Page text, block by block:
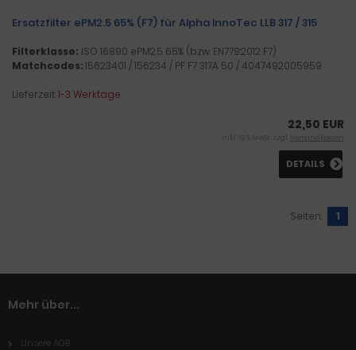
Ersatzfilter ePM2.5 65% (F7) für Alpha InnoTec LLB 317 / 315
Filterklasse: ISO 16890 ePM2.5 65% (bzw. EN779:2012 F7)
Matchcodes:15623401 / 156234 / PF F7 317A 50 / 4047492005959
Lieferzeit:1-3 Werktage
22,50 EUR
inkl. 19 % MwSt. zzgl. Versandkosten
DETAILS
Seiten: 1
Mehr über...
Unsere AGB